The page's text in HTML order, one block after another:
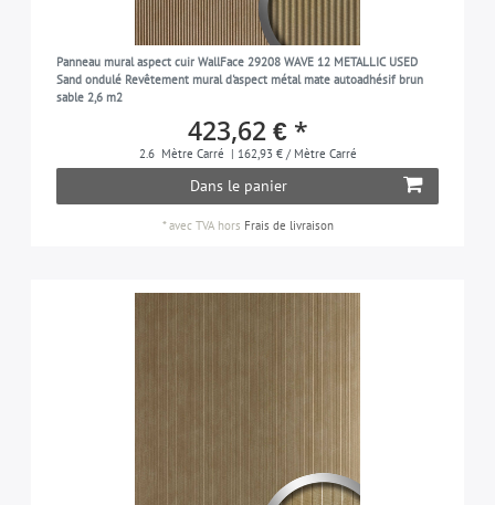
Panneau mural aspect cuir WallFace 29208 WAVE 12 METALLIC USED
Sand ondulé Revêtement mural d'aspect métal mate autoadhésif brun
sable 2,6 m2
423,62 € *
2.6 Mètre Carré | 162,93 € / Mètre Carré
Dans le panier
*avec TVAhors Frais de livraison